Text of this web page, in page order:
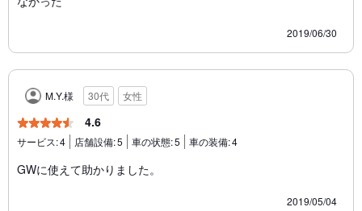
2019/06/30
M.Y.様 30代 女性
4.6
サービス:4 店舗設備:5 車の状態:5 車の装備:4
GWに使えて助かりました。
2019/05/04